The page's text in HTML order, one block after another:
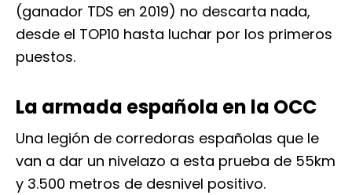
(ganador TDS en 2019) no descarta nada,
desde el TOP10 hasta luchar por los primeros
puestos.
La armada española en la OCC
Una legión de corredoras españolas que le
van a dar un nivelazo a esta prueba de 55km
y 3.500 metros de desnivel positivo.